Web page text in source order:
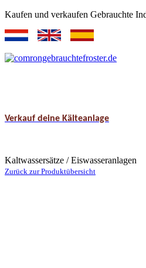
Kaufen und verkaufen Gebrauchte
Verkauf deine Kälteanlage
Kaltwassersätze / Eiswasseranlagen
Zurück zur Produktübersicht